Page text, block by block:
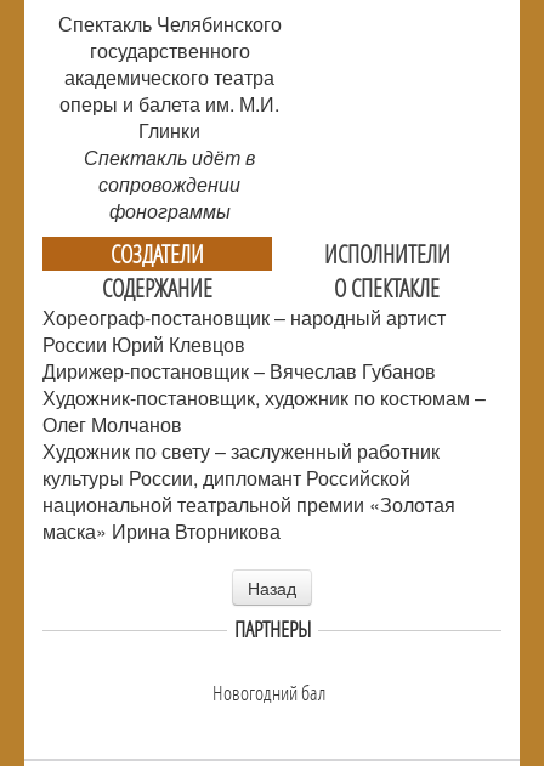
Спектакль Челябинского
государственного
академического театра
оперы и балета им. М.И.
Глинки
Спектакль идёт в
сопровождении
фонограммы
СОЗДАТЕЛИ
ИСПОЛНИТЕЛИ
СОДЕРЖАНИЕ
О СПЕКТАКЛЕ
Хореограф-постановщик – народный артист
России Юрий Клевцов
Дирижер-постановщик – Вячеслав Губанов
Художник-постановщик, художник по костюмам –
Олег Молчанов
Художник по свету – заслуженный работник
культуры России, дипломант Российской
национальной театральной премии «Золотая
маска» Ирина Вторникова
Назад
ПАРТНЕРЫ
Новогодний бал